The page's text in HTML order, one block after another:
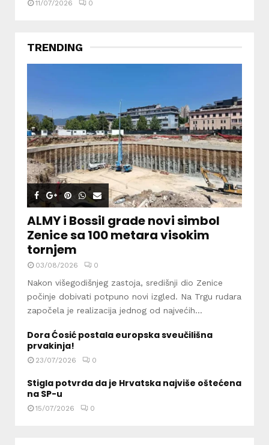
11/07/2026 0
TRENDING
ALMY i Bossil grade novi simbol
Zenice sa 100 metara visokim
tornjem
03/08/2026 0
Nakon višegodišnjeg zastoja, središnji dio Zenice
počinje dobivati potpuno novi izgled. Na Trgu rudara
započela je realizacija jednog od najvećih...
Dora Ćosić postala europska sveučilišna
prvakinja!
23/07/2026 0
Stigla potvrda da je Hrvatska najviše oštećena
na SP-u
15/07/2026 0